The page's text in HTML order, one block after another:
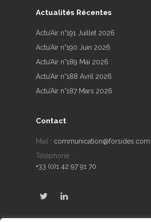
Actualités Récentes
Actu’Air n°191 Juillet 2026
Actu’Air n°190 Juin 2026
Actu’Air n°189 Mai 2026
Actu’Air n°188 Avril 2026
Actu’Air n°187 Mars 2026
Contact
Mail : communication@forsides.com
Téléphone :
+33 (0)1 42 97 91 70